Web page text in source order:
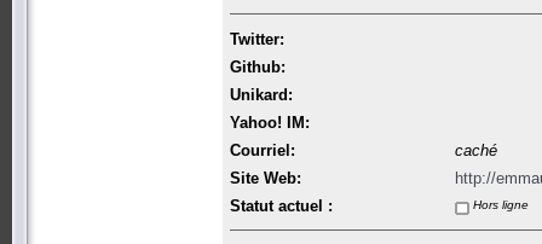
Twitter:
Github:
Unikard:
Yahoo! IM:
Courriel:
caché
Site Web:
http://
Statut actuel :
Hors ligne